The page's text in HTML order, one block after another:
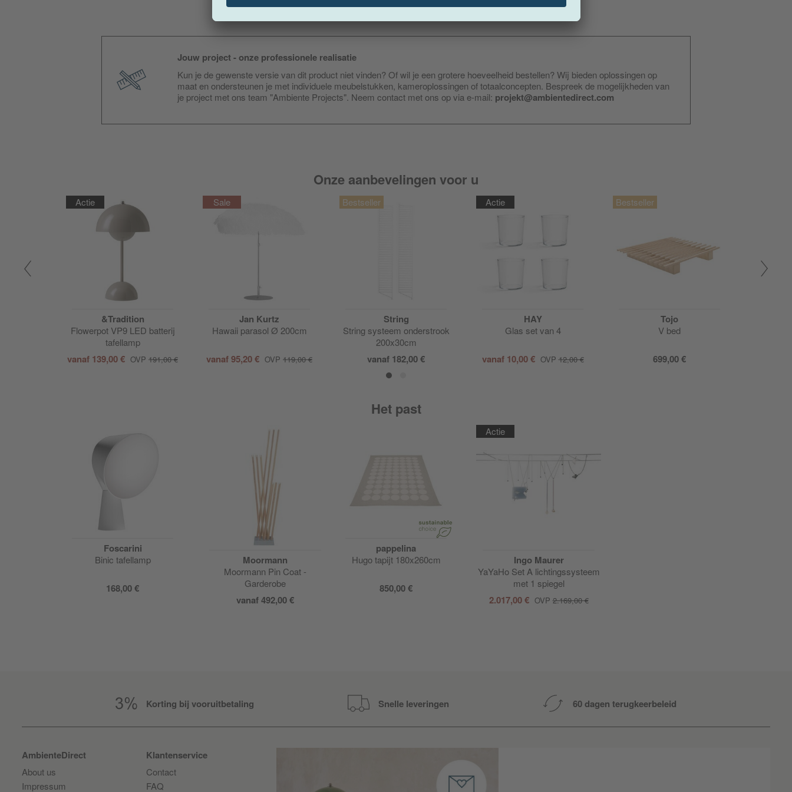
Jouw project - onze professionele realisatie
Kun je de gewenste versie van dit product niet vinden? Of wil je een grotere hoeveelheid bestellen? Wij bieden oplossingen op
maat en ondersteunen je met individuele meubelstukken, kameroplossingen of totaalconcepten. Bespreek de mogelijkheden van
je project met ons team "Ambiente Projects". Neem contact met ons op via e-mail: projekt@ambientedirect.com
Onze aanbevelingen voor u
Actie
&Tradition
Flowerpot VP9 LED batterij
tafellamp
vanaf 139,00 € OVP 191,00 €
Jan Kurtz
Hawaii parasol Ø 200cm
vanaf95,20 € OVP 119,00 €
String
String systeem onderstrook
200x30cm
vanaf 182,00 €
Actie
HAY
Glas set van 4
vanaf 10,00 € OVP12,00 €
Tojo
V bed
699,00 €
Het past
Foscarini
Binic tafellamp
168,00 €
Moormann
Moormann Pin Coat -
Garderobe
vanaf492,00 €
pappelina
Hugo tapijt 180x260cm
850,00 €
Actie
Ingo Maurer
YaYaHo Set A lichtingssysteem
met 1 spiegel
2.017,00 € OVP2.169,00 €
Korting bij vooruitbetaling Snelle leveringen 60 dagen terugkeerbeleid
AmbienteDirect
About us
Impressum
Klantenservice
Contact
FAQ